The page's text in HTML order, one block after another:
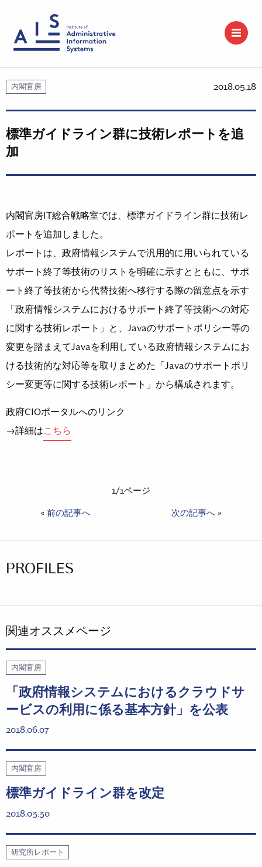
内閣官房 2018.05.18
標準ガイドライン群に技術レポートを追
加
内閣官房IT総合戦略室では、標準ガイドライン群に技術レ
ポートを追加しました。
レポートは、政府情報システムで汎用的に用いられている
サポート終了等技術のリストを明確に示すとともに、サポ
ート終了等技術から代替技術へ移行する際の留意点を示す
「政府情報システムにおけるサポート終了等技術への対応
に関する技術レポート」と、Javaのサポートポリシー等の
変更を踏まえてJavaを利用している政府情報システムにお
ける技術的な対応等を取りまとめた「Javaのサポートポリ
シー変更等に関する技術レポート」から構成されます。
政府CIOポータルへのリンク
→詳細はこちら
1/1ページ
« 前の記事へ 次の記事へ »
PROFILES
関連オススメページ
内閣官房
「政府情報システムにおけるクラウドサ
ービスの利用に係る基本方針」を公表
2018.06.07
内閣官房
標準ガイドライン群を改定
2018.03.30
研究所レポート